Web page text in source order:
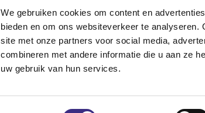
We gebruiken cookies om content en
bieden en om ons websiteverkeer te
site met onze partners voor social media,
combineren met andere informatie die u aan ze
uw gebruik van hun services.
Toestemmingsselectie